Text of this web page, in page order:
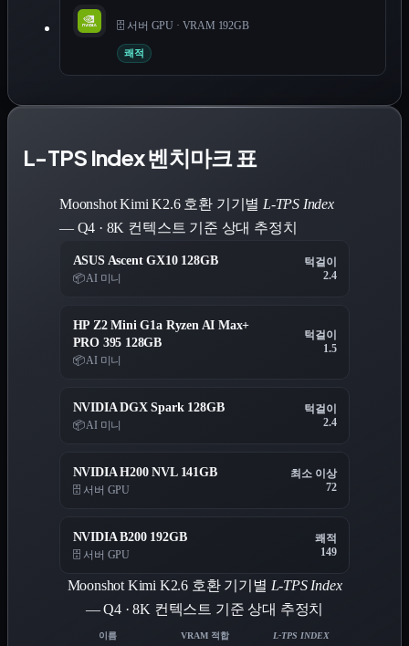
🗄️ 서버 GPU · VRAM 192GB
쾌적
L-TPS Index 벤치마크 표
Moonshot Kimi K2.6 호환 기기별 L-TPS Index
— Q4 · 8K 컨텍스트 기준 상대 추정치
ASUS Ascent GX10 128GB
📦 AI 미니
턱걸이
2.4
HP Z2 Mini G1a Ryzen AI Max+
PRO 395 128GB
📦 AI 미니
턱걸이
1.5
NVIDIA DGX Spark 128GB
📦 AI 미니
턱걸이
2.4
NVIDIA H200 NVL 141GB
🗄️ 서버 GPU
최소 이상
72
NVIDIA B200 192GB
🗄️ 서버 GPU
쾌적
149
Moonshot Kimi K2.6 호환 기기별 L-TPS Index
— Q4 · 8K 컨텍스트 기준 상대 추정치
이름 VRAM 적합 L-TPS INDEX